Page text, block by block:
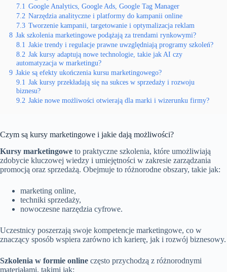
7.1 Google Analytics, Google Ads, Google Tag Manager
7.2 Narzędzia analityczne i platformy do kampanii online
7.3 Tworzenie kampanii, targetowanie i optymalizacja reklam
8 Jak szkolenia marketingowe podążają za trendami rynkowymi?
8.1 Jakie trendy i regulacje prawne uwzględniają programy szkoleń?
8.2 Jak kursy adaptują nowe technologie, takie jak AI czy
automatyzacja w marketingu?
9 Jakie są efekty ukończenia kursu marketingowego?
9.1 Jak kursy przekładają się na sukces w sprzedaży i rozwoju
biznesu?
9.2 Jakie nowe możliwości otwierają dla marki i wizerunku firmy?
Czym są kursy marketingowe i jakie dają możliwości?
Kursy marketingowe to praktyczne szkolenia, które umożliwiają
zdobycie kluczowej wiedzy i umiejętności w zakresie zarządzania
promocją oraz sprzedażą. Obejmuje to różnorodne obszary, takie jak:
marketing online,
techniki sprzedaży,
nowoczesne narzędzia cyfrowe.
Uczestnicy poszerzają swoje kompetencje marketingowe, co w
znaczący sposób wspiera zarówno ich karierę, jak i rozwój biznesowy.
Szkolenia w formie online często przychodzą z różnorodnymi
materiałami, takimi jak: